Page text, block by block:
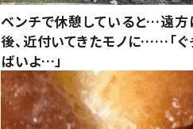
ベンチで休憩していると…遠方
後、近付いてきたモノに……「ぐ
ばいよ…」